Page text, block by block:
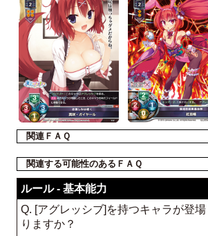
関連ＦＡＱ
関連する可能性のあるＦＡＱ
ルール - 基本能力
Q. [アグレッシブ]を持つキャラが登
りますか？